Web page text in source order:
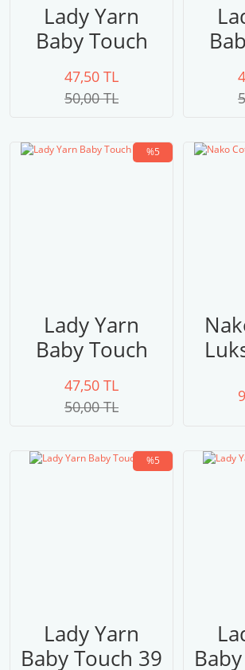
Lady Yarn
Baby Touch
CA034
47,50 TL
50,00 TL
%5
Lady Yarn
Baby Touch
CA017
47,50 TL
50,00 TL
%5
Lady Yarn
Baby Touch 39